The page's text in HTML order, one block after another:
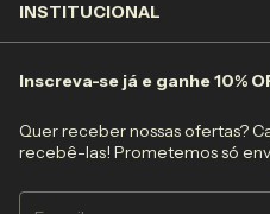
INSTITUCIONAL
Inscreva-se já e ganhe 10%
Quer receber nossas ofertas?
recebê-las! Prometemos só